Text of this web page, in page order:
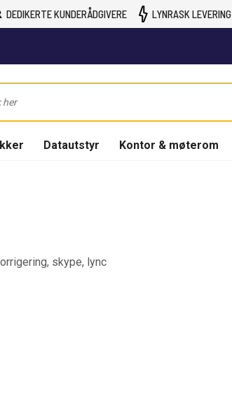
DEDIKERTE KUNDERÅDGIVERE LYNRASK LEVERING
Datautstyr Kontor & møterom
skype, lync